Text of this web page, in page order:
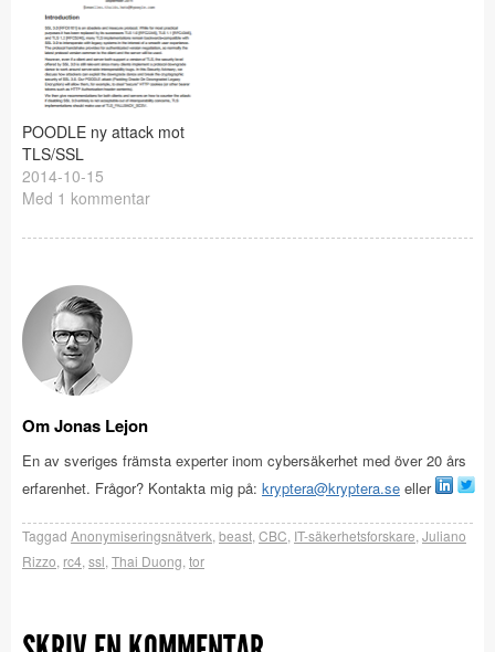
POODLE ny attack mot
TLS/SSL
2014-10-15
Med 1 kommentar
Om Jonas Lejon
En av sveriges främsta experter inom cybersäkerhet med över 20 års
erfarenhet. Frågor? Kontakta mig på: kryptera@kryptera.se eller
Taggad Anonymiseringsnätverk beast CBC IT-säkerhetsforskare Juliano
Rizzo rc4 ssl Thai Duong tor